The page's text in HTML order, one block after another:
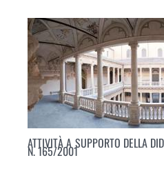
ATTIVITÀ A SUPPORTO DELLA
N. 165/2001